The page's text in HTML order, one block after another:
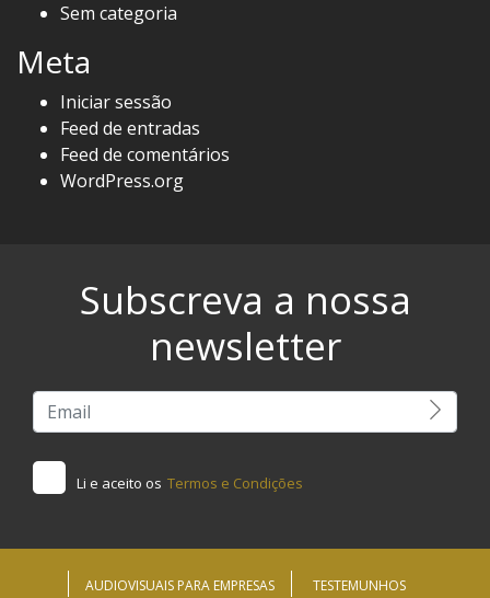
Sem categoria
Meta
Iniciar sessão
Feed de entradas
Feed de comentários
WordPress.org
Subscreva a nossa
newsletter
Li e aceito os Termos e Condições
AUDIOVISUAIS PARA EMPRESAS TESTEMUNHOS